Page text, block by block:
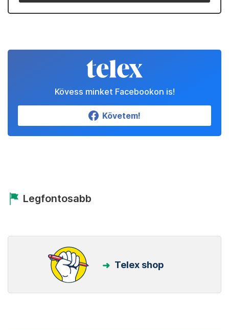
Kövess minket Facebookon is!
Követem!
Legfontosabb
Telex shop